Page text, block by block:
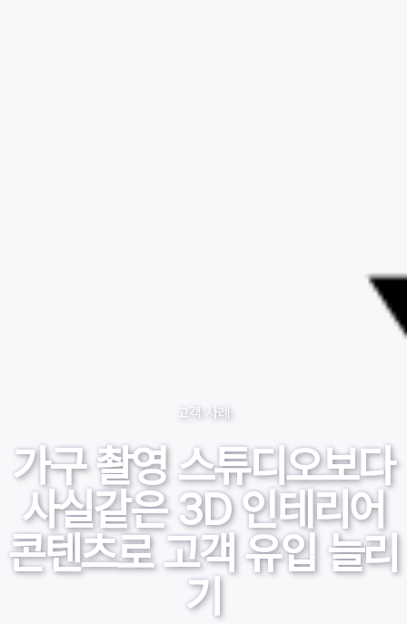
고객 사례
가구 촬영 스튜디오보다
사실같은 3D 인테리어
콘텐츠로 고객 유입 늘리
기